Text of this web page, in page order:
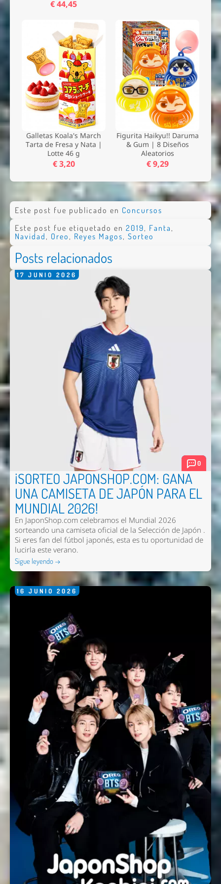
€ 44,45
Galletas Koala's March
Tarta de Fresa y Nata |
Lotte 46 g
€ 3,20
Figurita Haikyu!! Daruma
& Gum | 8 Diseños
Aleatorios
€ 9,29
Este post fue publicado en Concursos
Este post fue etiquetado en 2019, Fanta ,
Navidad , Oreo , Reyes Magos, Sorteo
Posts relacionados
17 JUNIO 2026
0
¡SORTEO JAPONSHOP.COM: GANA
UNA CAMISETA DE JAPÓN PARA EL
MUNDIAL 2026!
En JaponShop.com celebramos el Mundial 2026
sorteando una camiseta oficial de la Selección de Japón .
Si eres fan del fútbol japonés, esta es tu oportunidad de
lucirla este verano.
Sigue leyendo →
16 JUNIO 2026